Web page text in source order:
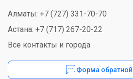
Алматы: +7 (727) 331-70-70
Астана: +7 (717) 267-20-22
Все контакты и города
Форма обратной